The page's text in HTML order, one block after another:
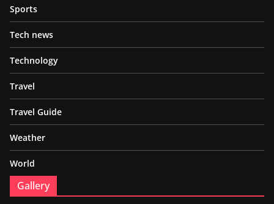
Sports
Tech news
Technology
Travel
Travel Guide
Weather
World
Gallery